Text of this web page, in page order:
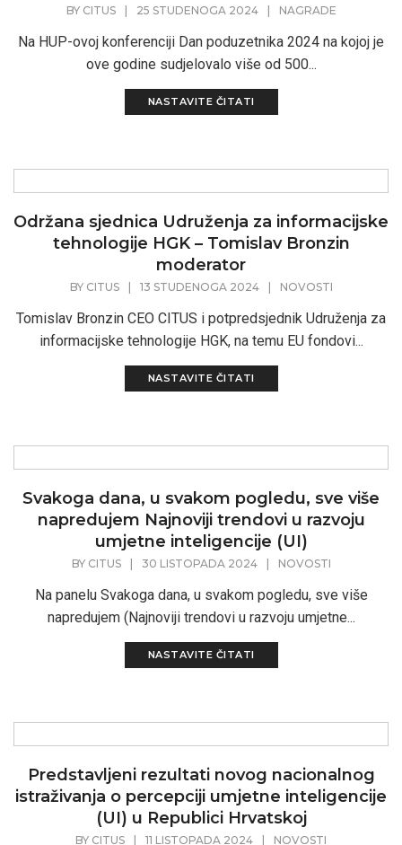
BY CITUS 25 STUDENOGA 2024 NAGRADE
Na HUP-ovoj konferenciji Dan poduzetnika 2024 na kojoj je
ove godine sudjelovalo više od 500...
NASTAVITE ČITATI
Održana sjednica Udruženja za informacijske
tehnologije HGK – Tomislav Bronzin
moderator
BY CITUS 13 STUDENOGA 2024 NOVOSTI
Tomislav Bronzin CEO CITUS i potpredsjednik Udruženja za
informacijske tehnologije HGK, na temu EU fondovi...
NASTAVITE ČITATI
Svakoga dana, u svakom pogledu, sve više
napredujem Najnoviji trendovi u razvoju
umjetne inteligencije (UI)
BY CITUS 30 LISTOPADA 2024 NOVOSTI
Na panelu Svakoga dana, u svakom pogledu, sve više
napredujem (Najnoviji trendovi u razvoju umjetne...
NASTAVITE ČITATI
Predstavljeni rezultati novog nacionalnog
istraživanja o percepciji umjetne inteligencije
(UI) u Republici Hrvatskoj
BY CITUS 11 LISTOPADA 2024 NOVOSTI